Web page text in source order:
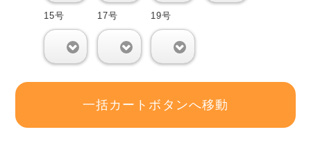
15号 17号 19号
一括カートボタンへ移動